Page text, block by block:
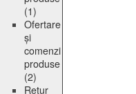
(1)
Ofertare
și
comenzi
produse
(2)
Retur